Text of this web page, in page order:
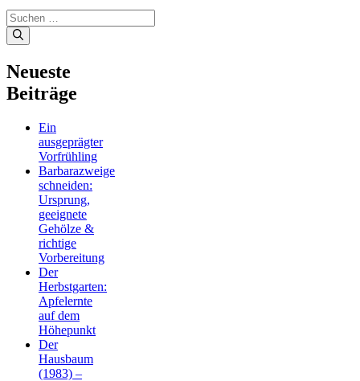
Suchen
nach:
Neueste
Beiträge
Ein
ausgeprägter
Vorfrühling
Barbarazweige
schneiden:
Ursprung,
geeignete
Gehölze &
richtige
Vorbereitung
Der
Herbstgarten:
Apfelernte
auf dem
Höhepunkt
Der
Hausbaum
(1983) –